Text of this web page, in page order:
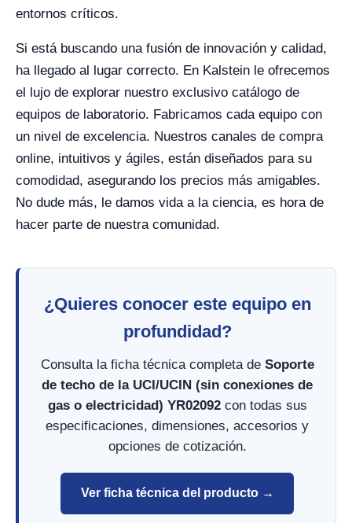
entornos críticos.
Si está buscando una fusión de innovación y calidad,
ha llegado al lugar correcto. En Kalstein le ofrecemos
el lujo de explorar nuestro exclusivo catálogo de
equipos de laboratorio. Fabricamos cada equipo con
un nivel de excelencia. Nuestros canales de compra
online, intuitivos y ágiles, están diseñados para su
comodidad, asegurando los precios más amigables.
No dude más, le damos vida a la ciencia, es hora de
hacer parte de nuestra comunidad.
¿Quieres conocer este equipo en
profundidad?
Consulta la ficha técnica completa de Soporte
de techo de la UCI/UCIN (sin conexiones de
gas o electricidad) YR02092con todas sus
especificaciones, dimensiones, accesorios y
opciones de cotización.
Ver ficha técnica del producto →